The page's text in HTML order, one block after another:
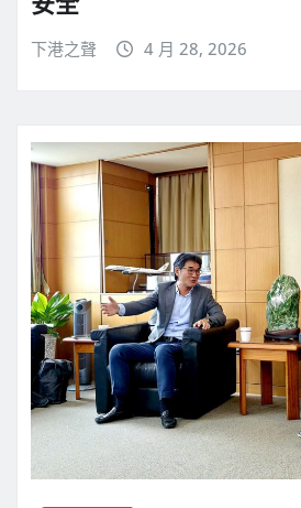
下港之聲 4 月 28, 2026